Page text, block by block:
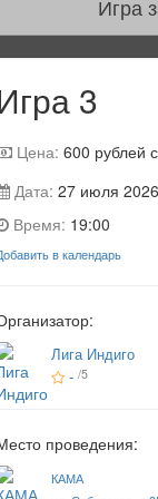
Игра
3
Цена: 600 рублей
Дата: 27 июля 2026
Время: 19:00
в календарь
Лига Индиго
- /5
проведения:
КАМА